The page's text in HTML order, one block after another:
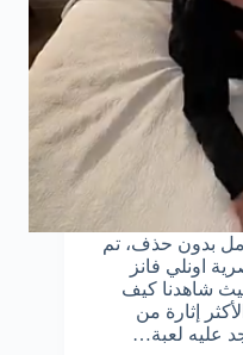
علي المحجبة +18 كامل بدون حذف، تم
اونلي فانز
شاهدنا كيف
إثارة من
عليه لعبة…